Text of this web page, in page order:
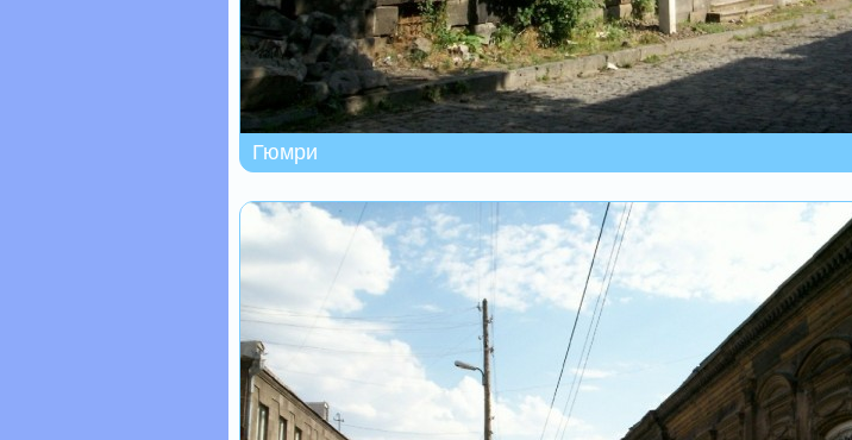
Гюмри